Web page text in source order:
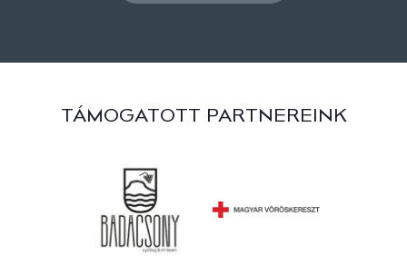
TÁMOGATOTT PARTNEREINK